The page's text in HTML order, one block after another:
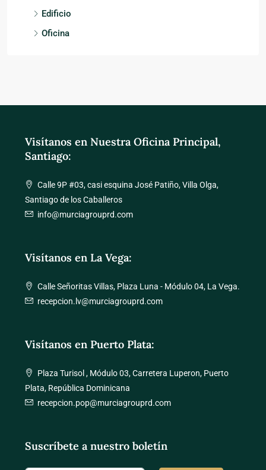
Edificio
Oficina
Visítanos en Nuestra Oficina Principal,
Santiago:
Calle 9P #03, casi esquina José Patiño, Villa Olga,
Santiago de los Caballeros
info@murciagrouprd.com
Visítanos en La Vega:
Calle Señoritas Villas, Plaza Luna - Módulo 04, La Vega.
recepcion.lv@murciagrouprd.com
Visítanos en Puerto Plata:
Plaza Turisol , Módulo 03, Carretera Luperon, Puerto
Plata, República Dominicana
recepcion.pop@murciagrouprd.com
Suscríbete a nuestro boletín